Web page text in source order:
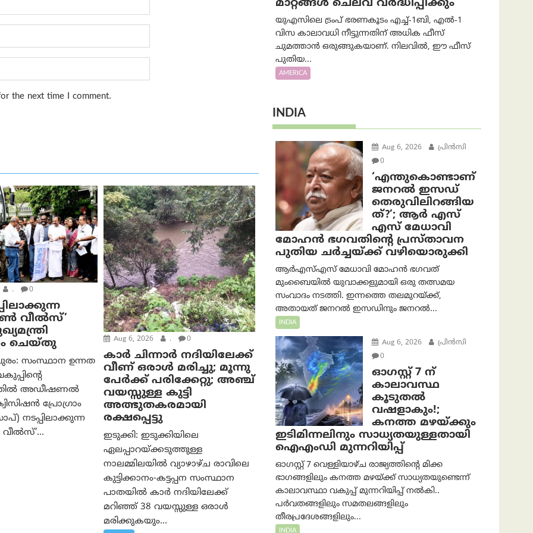
the next time I comment.
. 0
വീൽസ്’
ചെയ്തു
സംസ്ഥാന ഉന്നത
അഡീഷണൽ
പ്രോഗ്രാം
നടപ്പിലാക്കുന്ന
Aug 6, 2026 . 0
കാര്‍ ചിന്നാര്‍ നദിയിലേക്ക്
വീണ് ഒരാള്‍ മരിച്ചു; മൂന്നു
പേര്‍ക്ക് പരിക്കേറ്റു; അഞ്ച്
വയസ്സുള്ള കുട്ടി
അത്ഭുതകരമായി
രക്ഷപ്പെട്ടു
ഇടുക്കി: ഇടുക്കിയിലെ
ഏലപ്പാറയ്ക്കടുത്തുള്ള
നാലമ്മിലയിൽ വ്യാഴാഴ്ച രാവിലെ
കുട്ടിക്കാനം-കട്ടപ്പന സംസ്ഥാന
പാതയിൽ കാർ നദിയിലേക്ക്
മറിഞ്ഞ് 38 വയസ്സുള്ള ഒരാൾ
മരിക്കുകയും...
മാറ്റങ്ങൾ ചെലവ് വർദ്ധിപ്പിക്കും
യുഎസിലെ ട്രംപ് ഭരണകൂടം എച്ച്-1ബി, എൽ-1
വിസ കാലാവധി നീട്ടുന്നതിന് അധിക ഫീസ്
ചുമത്താൻ ഒരുങ്ങുകയാണ്. നിലവിൽ, ഈ ഫീസ്
പുതിയ...
AMERICA
INDIA
Aug 6, 2026
പ്രിന്‍സി
0
‘എന്തുകൊണ്ടാണ്
ജനറൽ ഇസഡ്
തെരുവിലിറങ്ങിയ
ത്?’; ആര്‍ എസ്
എസ് മേധാവി
മോഹൻ ഭഗവതിന്റെ പ്രസ്താവന
പുതിയ ചര്‍ച്ചയ്ക്ക് വഴിയൊരുക്കി
ആർ‌എസ്‌എസ് മേധാവി മോഹൻ ഭഗവത്
മുംബൈയിൽ യുവാക്കളുമായി ഒരു തത്സമയ
സംവാദം നടത്തി. ഇന്നത്തെ തലമുറയ്ക്ക്,
അതായത് ജനറൽ ഇസഡിനും ജനറൽ...
INDIA
Aug 6, 2026
പ്രിന്‍സി
0
ഓഗസ്റ്റ് 7 ന്
കാലാവസ്ഥ
കൂടുതൽ
വഷളാകും!;
കനത്ത മഴയ്ക്കും
ഇടിമിന്നലിനും സാധ്യതയുള്ളതായി
ഐഎംഡി മുന്നറിയിപ്പ്
ഓഗസ്റ്റ് 7 വെള്ളിയാഴ്ച രാജ്യത്തിന്റെ മിക്ക
ഭാഗങ്ങളിലും കനത്ത മഴയ്ക്ക് സാധ്യതയുണ്ടെന്ന്
കാലാവസ്ഥാ വകുപ്പ് മുന്നറിയിപ്പ് നൽകി..
പർവതങ്ങളിലും സമതലങ്ങളിലും
തീരപ്രദേശങ്ങളിലും...
INDIA